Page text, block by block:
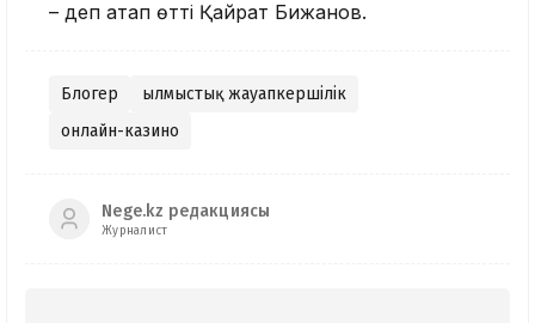
– деп атап өтті Қайрат Бижанов.
Блогер
Қылмыстық жауапкершілік
онлайн-казино
Nege.kz редакциясы
Журналист